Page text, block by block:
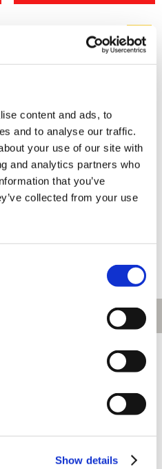
content and ads, to
and to analyse our traffic.
your use of our site with
and analytics partners who
that you’ve
collected from your use
Show details
バイオハザード30周年 メイン
アートメタルブックマーカー グ